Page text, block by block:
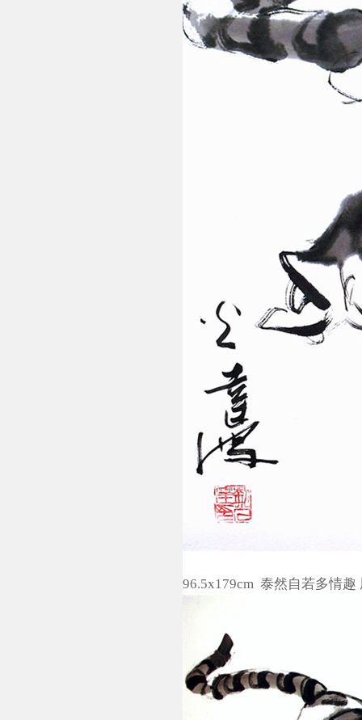
96.5x179cm 泰然自若多情趣